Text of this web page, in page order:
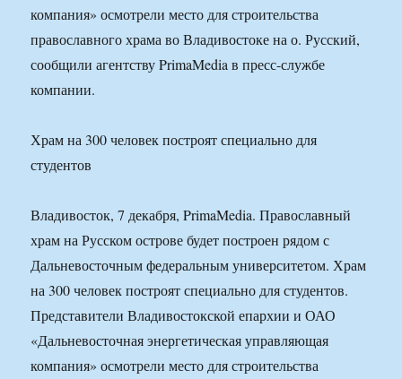
компания» осмотрели место для строительства
православного храма во Владивостоке на о. Русский,
сообщили агентству PrimaMedia в пресс-службе
компании.
Храм на 300 человек построят специально для
студентов
Владивосток, 7 декабря, PrimaMedia. Православный
храм на Русском острове будет построен рядом с
Дальневосточным федеральным университетом. Храм
на 300 человек построят специально для студентов.
Представители Владивостокской епархии и ОАО
«Дальневосточная энергетическая управляющая
компания» осмотрели место для строительства